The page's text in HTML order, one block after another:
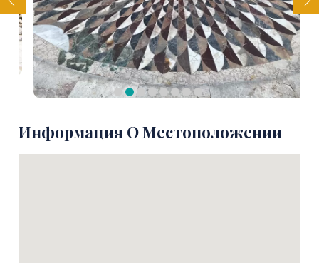
Информация О Местоположении